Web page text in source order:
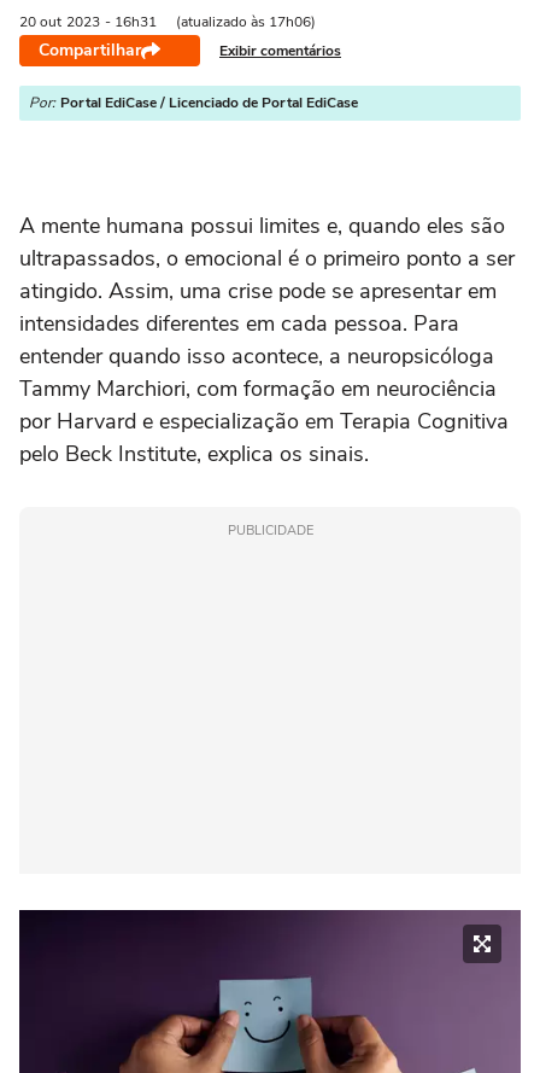
20 out 2023 - 16h31 (atualizado às 17h06)
Compartilhar Exibir comentários
Por: Portal EdiCase / Licenciado de Portal EdiCase
A mente humana possui limites e, quando eles são
ultrapassados, o emocional é o primeiro ponto a ser
atingido. Assim, uma crise pode se apresentar em
intensidades diferentes em cada pessoa. Para
entender quando isso acontece, a neuropsicóloga
Tammy Marchiori, com formação em neurociência
por Harvard e especialização em Terapia Cognitiva
pelo Beck Institute, explica os sinais.
PUBLICIDADE